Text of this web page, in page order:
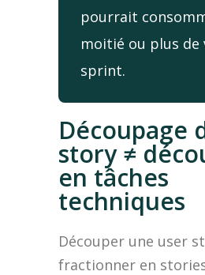
pourrait
moitié ou plus de
sprint.
Découpage
story ≠
en tâches
techniques
Découper une user
fractionner en